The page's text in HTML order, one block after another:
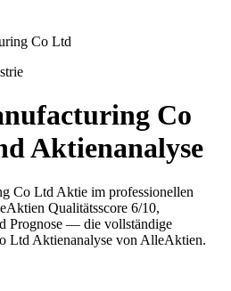
Co Ltd
Co
Aktienanalyse
Co Ltd Aktie im professionellen
Qualitätsscore 6/10,
Prognose — die vollständige
Ltd Aktienanalyse von AlleAktien.